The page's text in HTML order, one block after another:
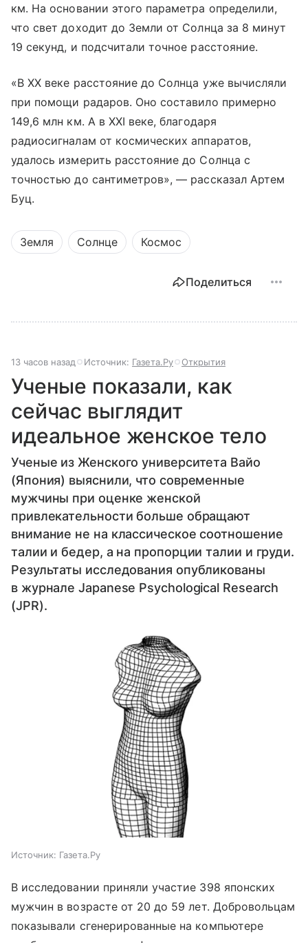
км. На основании этого параметра определили,
что свет доходит до Земли от Солнца за 8 минут
19 секунд, и подсчитали точное расстояние.
«В XX веке расстояние до Солнца уже вычисляли
при помощи радаров. Оно составило примерно
149,6 млн км. А в XXI веке, благодаря
радиосигналам от космических аппаратов,
удалось измерить расстояние до Солнца с
точностью до сантиметров», — рассказал Артем
Буц.
Земля Солнце Космос
Поделиться
13 часов назад Источник: Газета.Ру Открытия
Ученые показали, как
сейчас выглядит
идеальное женское тело
Ученые из Женского университета Вайо
(Япония) выяснили, что современные
мужчины при оценке женской
привлекательности больше обращают
внимание не на классическое соотношение
талии и бедер, а на пропорции талии и груди.
Результаты исследования опубликованы
в журнале Japanese Psychological Research
(JPR).
Источник: Газета.Ру
В исследовании приняли участие 398 японских
мужчин в возрасте от 20 до 59 лет. Добровольцам
показывали сгенерированные на компьютере